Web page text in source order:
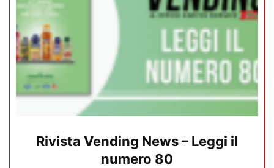
Rivista Vending News – Leggi il
numero 80